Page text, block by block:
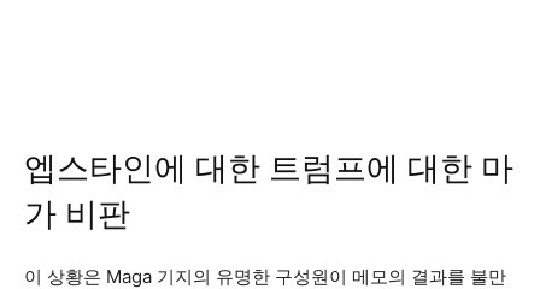
엡스타인에 대한 트럼프에 대한 마
가 비판
이 상황은 Maga 기지의 유명한 구성원이 메모의 결과를 불만